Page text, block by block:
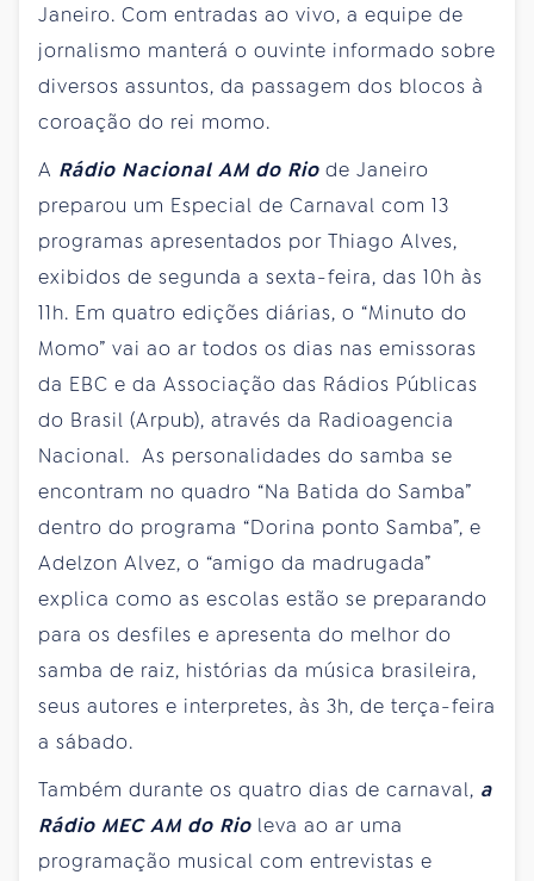
Janeiro. Com entradas ao vivo, a equipe de
jornalismo manterá o ouvinte informado sobre
diversos assuntos, da passagem dos blocos à
coroação do rei momo.
A Rádio Nacional AM do Rio de Janeiro
preparou um Especial de Carnaval com 13
programas apresentados por Thiago Alves,
exibidos de segunda a sexta-feira, das 10h às
11h. Em quatro edições diárias, o “Minuto do
Momo” vai ao ar todos os dias nas emissoras
da EBC e da Associação das Rádios Públicas
do Brasil (Arpub), através da Radioagencia
Nacional. As personalidades do samba se
encontram no quadro “Na Batida do Samba”
dentro do programa “Dorina ponto Samba”, e
Adelzon Alvez, o “amigo da madrugada”
explica como as escolas estão se preparando
para os desfiles e apresenta do melhor do
samba de raiz, histórias da música brasileira,
seus autores e interpretes, às 3h, de terça-feira
a sábado.
Também durante os quatro dias de carnaval, a
Rádio MEC AM do Rio leva ao ar uma
programação musical com entrevistas e